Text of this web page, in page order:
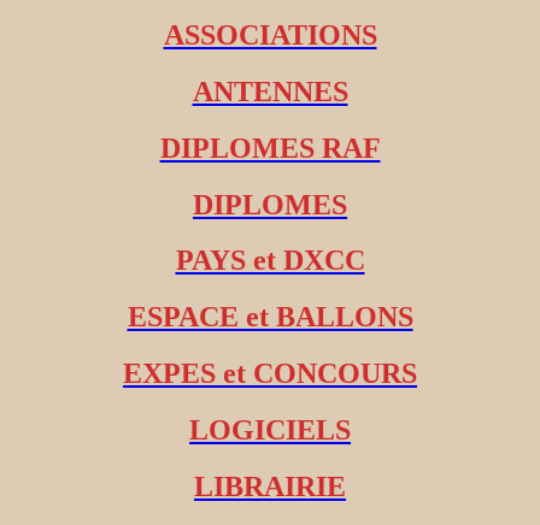
ASSOCIATIONS
ANTENNES
DIPLOMES RAF
DIPLOMES
PAYS et DXCC
ESPACE et BALLONS
EXPES et CONCOURS
LOGICIELS
LIBRAIRIE